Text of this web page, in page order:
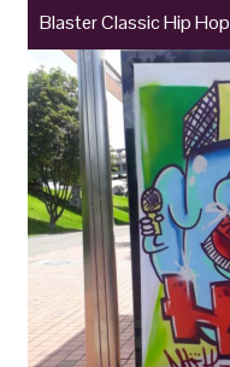
Blaster Classic Hip Hop